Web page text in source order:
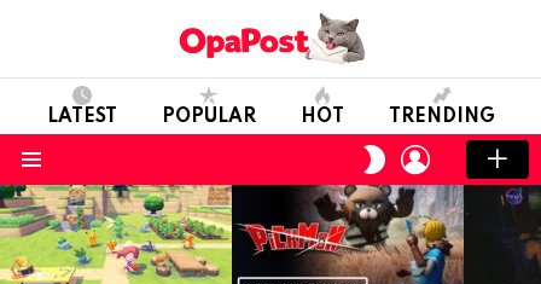
LATEST POPULAR HOT TRENDING
SWITCH
SKIN
LOGIN
LATEST
STORIES